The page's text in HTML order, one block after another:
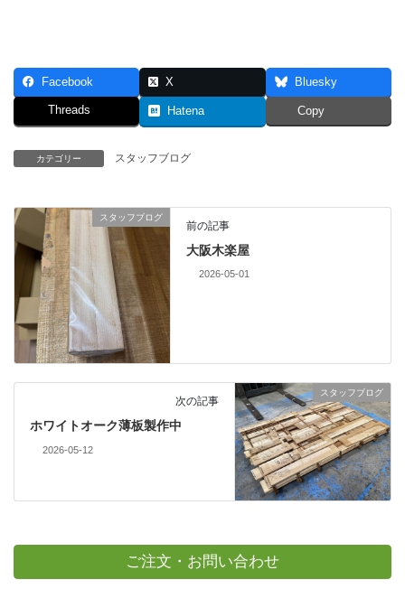
Facebook X Bluesky
Threads Hatena Copy
カテゴリー スタッフブログ
スタッフブログ
前の記事
大阪木楽屋
2026-05-01
スタッフブログ
次の記事
ホワイトオーク薄板製作中
2026-05-12
ご注文・お問い合わせ